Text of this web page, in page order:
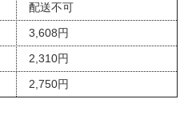
配送不可
3,608円
2,310円
2,750円